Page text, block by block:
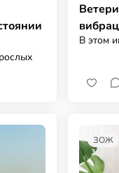
В этом
ЗОЖ